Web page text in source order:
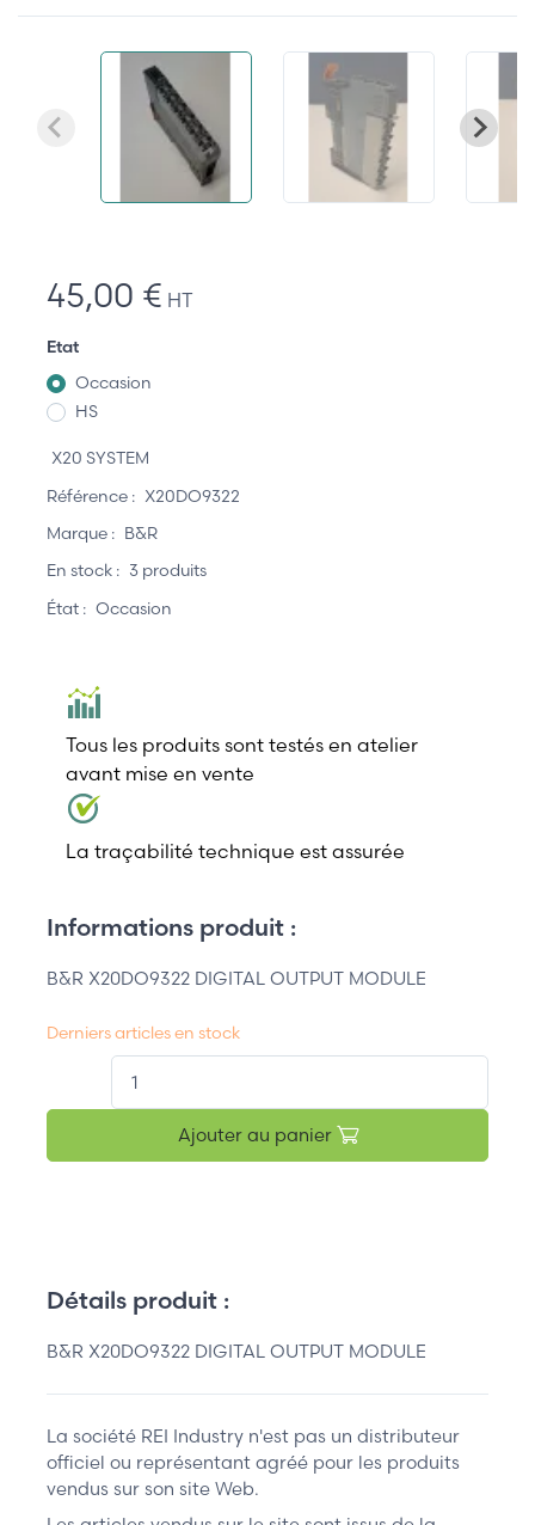
45,00 € HT
Etat
Occasion
HS
X20 SYSTEM
Référence : X20DO9322
Marque : B&R
En stock : 3 produits
État : Occasion
Tous les produits sont testés en atelier
avant mise en vente
La traçabilité technique est assurée
Informations produit :
B&R X20DO9322 DIGITAL OUTPUT MODULE
Derniers articles en stock
Ajouter au panier
Détails produit :
B&R X20DO9322 DIGITAL OUTPUT MODULE
La société REI Industry n'est pas un distributeur
officiel ou représentant agréé pour les produits
vendus sur son site Web.